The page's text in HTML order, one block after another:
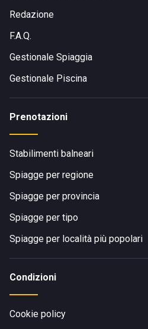
e proseguire poi verso Playa
Grande, la struttura è
le indicazioni locali verso la
Redazione
F.A.Q.
Gestionale Spiaggia
Gestionale Piscina
Prenotazioni
Stabilimenti balneari
Spiagge per regione
Spiagge per provincia
Spiagge per tipo
Spiagge per località più popolari
Condizioni
Cookie policy